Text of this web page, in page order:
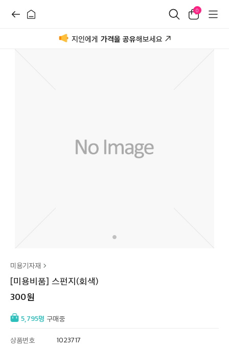
0
지인에게 가격을 공유해보세요
미용기자재
[미용비품] 스펀지(회색)
300
5,795 구매중
상품번호
1023717